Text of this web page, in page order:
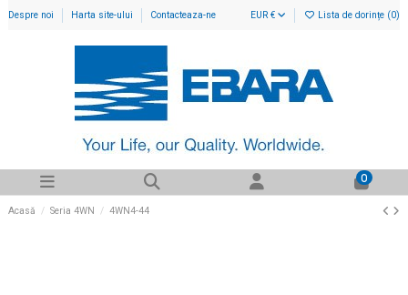
Despre noi Harta site-ului Contacteaza-ne EUR € Lista de dorințe (0)
0
Acasă Seria 4WN 4WN4-44